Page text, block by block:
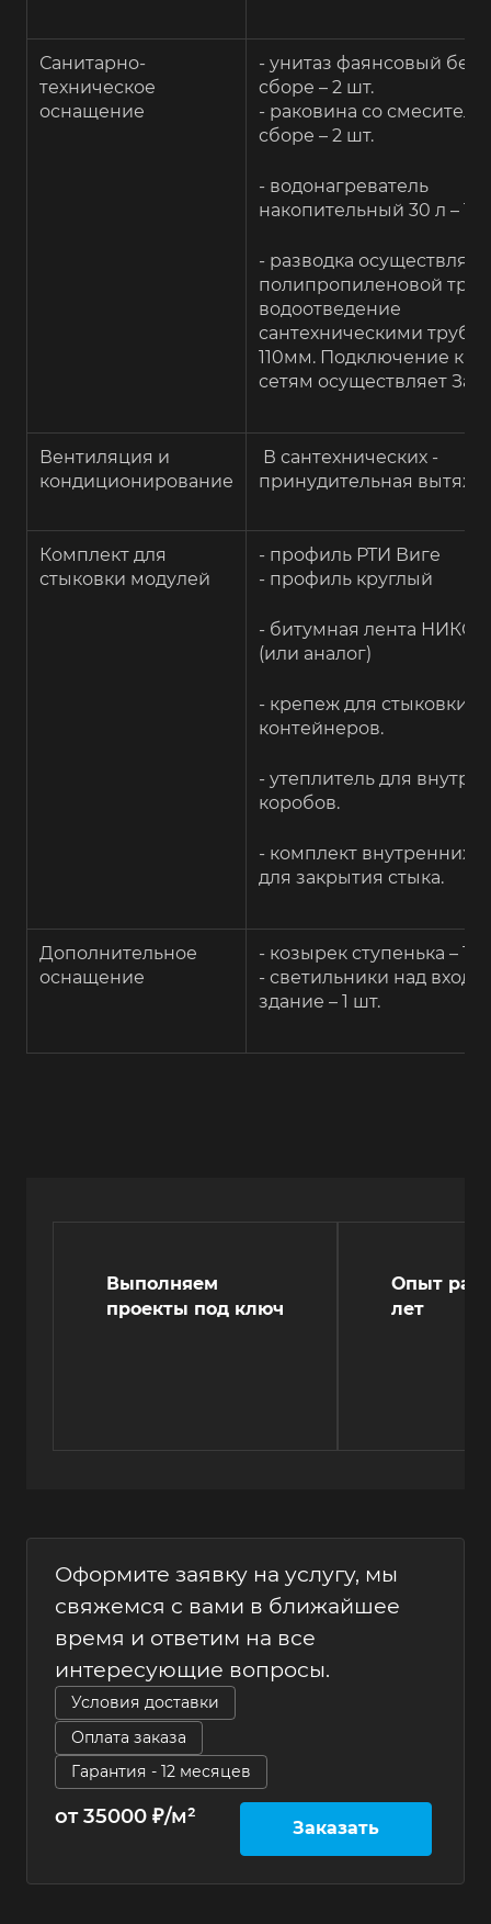
Санитарно-
техническое
оснащение
- унитаз фаянсовый
сборе – 2 шт.
- раковина со
сборе – 2 шт.
- водонагреватель
накопительный 30 л – 1
- разводка
полипропиленовой
водоотведение
сантехническими
110мм. Подключение к
сетям осуществляет
Вентиляция и
кондиционирование
В сантехнических -
принудительная
Комплект для
стыковки модулей
- профиль РТИ Виге
- профиль круглый
- битумная лента
(или аналог)
- крепеж для стыковки
контейнеров.
- утеплитель для
коробов.
- комплект внутренних
для закрытия стыка.
Дополнительное
оснащение
- козырек ступенька – 1
- светильники над
здание – 1 шт.
Выполняем
проекты под ключ
Опыт
лет
Оформите заявку на услугу, мы
свяжемся с вами в ближайшее
время и ответим на все
интересующие вопросы.
Условия доставки
Оплата заказа
Гарантия - 12 месяцев
от 35000 ₽/м² Заказать